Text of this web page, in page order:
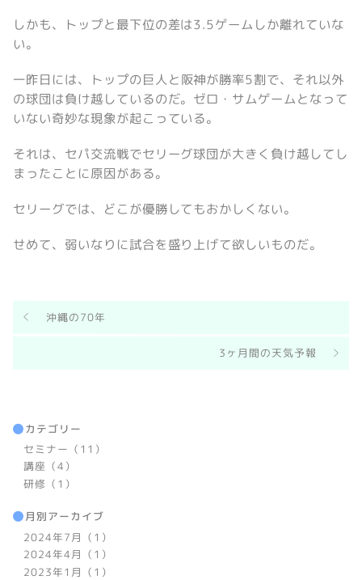
しかも、トップと最下位の差は3.5ゲームしか離れていな
い。
一昨日には、トップの巨人と阪神が勝率5割で、それ以外
の球団は負け越しているのだ。ゼロ・サムゲームとなって
いない奇妙な現象が起こっている。
それは、セパ交流戦でセリーグ球団が大きく負け越してし
まったことに原因がある。
セリーグでは、どこが優勝してもおかしくない。
せめて、弱いなりに試合を盛り上げて欲しいものだ。
沖縄の70年
3ヶ月間の天気予報
カテゴリー
セミナー（11）
講座（4）
研修（1）
月別アーカイブ
2024年7月（1）
2024年4月（1）
2023年1月（1）